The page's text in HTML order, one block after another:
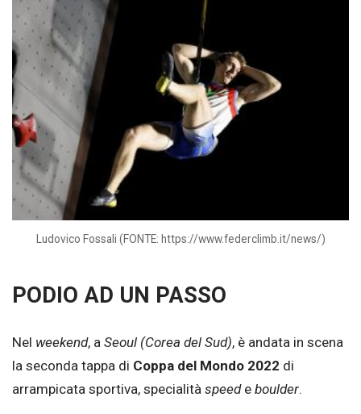
Ludovico Fossali (FONTE: https://www.federclimb.it/news/)
PODIO AD UN PASSO
Nel weekend, a Seoul (Corea del Sud), è andata in scena
la seconda tappa di Coppa del Mondo 2022 di
arrampicata sportiva, specialità speed e boulder.